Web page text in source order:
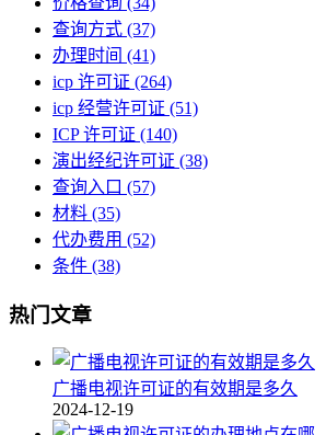
查询方式 (37)
办理时间 (41)
icp 许可证 (264)
icp 经营许可证 (51)
ICP 许可证 (140)
演出经纪许可证 (38)
查询入口 (57)
材料 (35)
代办费用 (52)
条件 (38)
热门文章
广播电视许可证的有效期是多久
2024-12-19